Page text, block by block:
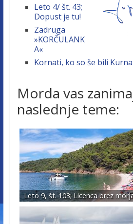
Leto 4/ št. 43;
Dopust je tu!
Zadruga
»KORČULANK
A«
Kornati, ko so še bili
Morda vas
naslednje teme:
Leto 9, št. 103; Licenca brez